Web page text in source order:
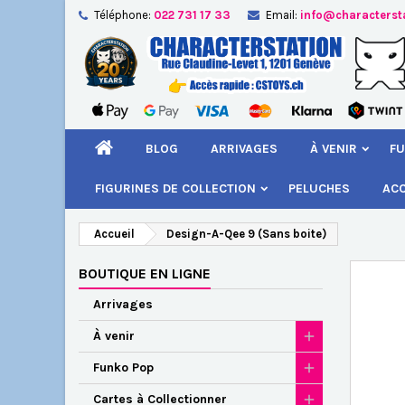
Téléphone: 022 731 17 33 Email:
BLOG ARRIVAGES À VENIR
FIGURINES DE COLLECTION PELUCHES
Accueil Design-A-Qee 9 (Sans boite)
BOUTIQUE EN LIGNE
Arrivages
À venir
Funko Pop
Cartes à Collectionner